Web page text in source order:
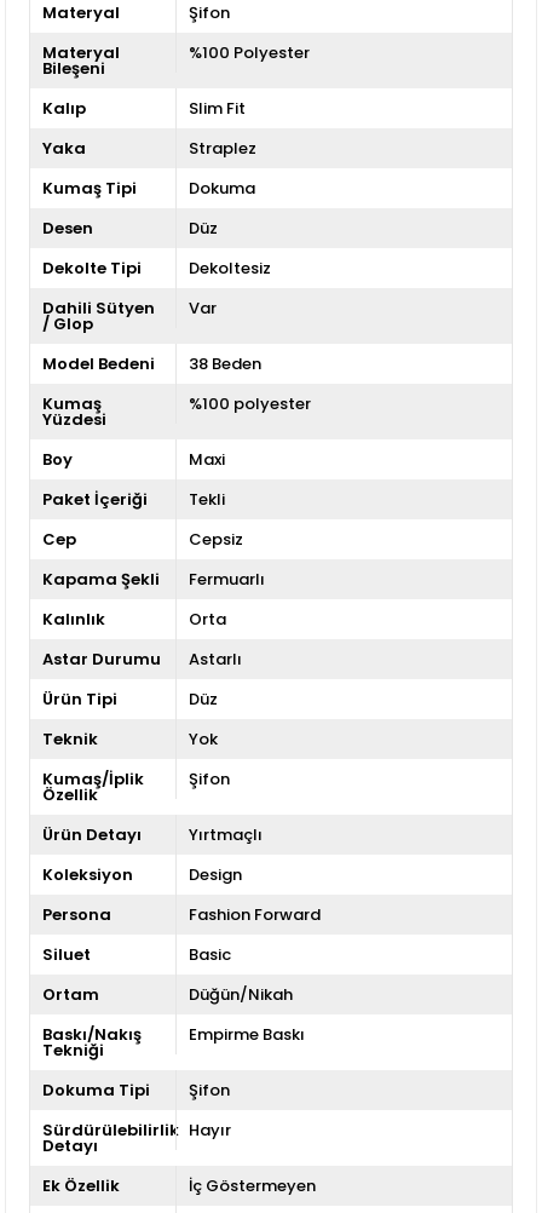
Materyal
Şifon
Materyal
Bileşeni
%100 Polyester
Kalıp
Slim Fit
Yaka
Straplez
Kumaş Tipi
Dokuma
Desen
Düz
Dekolte Tipi
Dekoltesiz
Dahili Sütyen
/ Glop
Var
Model Bedeni
38 Beden
Kumaş
Yüzdesi
%100 polyester
Boy
Maxi
Paket İçeriği
Tekli
Cep
Cepsiz
Kapama Şekli
Fermuarlı
Kalınlık
Orta
Astar Durumu
Astarlı
Ürün Tipi
Düz
Teknik
Yok
Kumaş/İplik
Özellik
Şifon
Ürün Detayı
Yırtmaçlı
Koleksiyon
Design
Persona
Fashion Forward
Siluet
Basic
Ortam
Düğün/Nikah
Baskı/Nakış
Tekniği
Empirme Baskı
Dokuma Tipi
Şifon
Sürdürülebilirlik
Detayı
Hayır
Ek Özellik
İç Göstermeyen